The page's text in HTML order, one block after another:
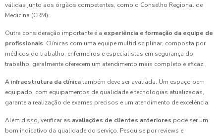
válidas junto aos órgãos competentes, como o Conselho Regional de
Medicina (CRM).
Outra consideração importante é a experiência e formação da equipe de
profissionais. Clínicas com uma equipe multidisciplinar, composta por
médicos do trabalho, enfermeiros e especialistas em segurança do
trabalho, geralmente oferecem um atendimento mais completo e eficaz.
A infraestrutura da clínicatambém deve ser avaliada. Um espaço bem
equipado, com equipamentos de qualidade e tecnologias atualizadas,
garante a realização de exames precisos e um atendimento de excelência.
Além disso, verificar as avaliações de clientes anteriores pode ser um
bom indicativo da qualidade do serviço. Pesquise por reviews e